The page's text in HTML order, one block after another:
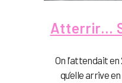
Atterrir…
On l’attendait
qu’elle arrive